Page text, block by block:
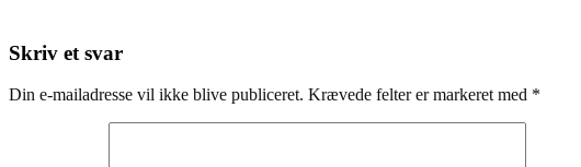
Skriv et svar
Din e-mailadresse vil ikke blive publiceret. Krævede felter er markeret med *